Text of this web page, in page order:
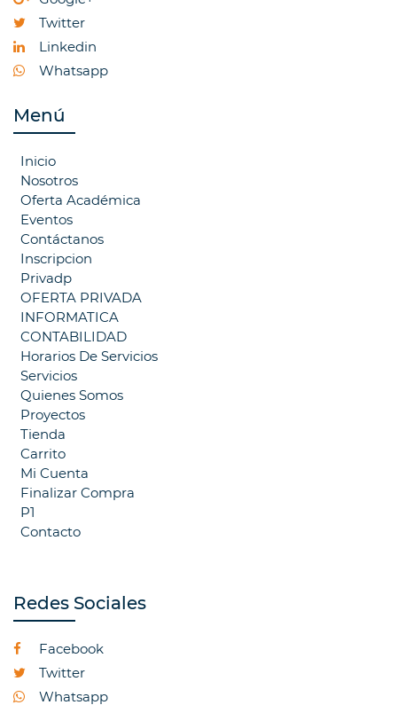
Twitter
Linkedin
Whatsapp
Menú
Inicio
Nosotros
Oferta Académica
Eventos
Contáctanos
Inscripcion
Privadp
OFERTA PRIVADA
INFORMATICA
CONTABILIDAD
Horarios De Servicios
Servicios
Quienes Somos
Proyectos
Tienda
Carrito
Mi Cuenta
Finalizar Compra
P1
Contacto
Redes Sociales
Facebook
Twitter
Whatsapp